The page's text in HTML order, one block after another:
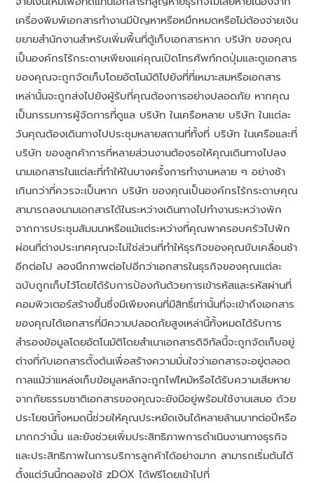
เครื่องพิมพ์เอกสารทำงานมีปัญหาหรือหมึกหมดหรือไม่ต้องจ่ายเงิน
ขยายสำนักงานสำหรับเพิ่มพื้นที่ตู้เก็บเอกสารหาก บริษัท ของคุณ
เป็นองค์กรไร้กระดาษเพียงแค่คุณเปิดโทรศัพท์กดปุ่มและดูเอกสาร
ของคุณจะถูกจัดเก็บโดยอัตโนมัติไปยังที่ที่เหมาะสมหรือเอกสาร
เหล่านั้นจะถูกส่งไปยังผู้รับที่คุณต้องการอย่างปลอดภัย หากคุณ
เป็นกรรมการผู้จัดการที่ดูแล บริษัท ในเครือหลาย บริษัท ในแต่ละ
วันคุณต้องเดินทางไปประชุมหลายสถานที่ทั้งที่ บริษัท ในเครือและที่
บริษัท ของลูกค้าการที่หลายส่วนงานต้องรอให้คุณเดินทางไปลง
นามเอกสารในแต่ละที่ทำให้ในบางครั้งการทำงานหลาย ๆ อย่างช้า
เกินกว่าที่ควรจะเป็นหาก บริษัท ของคุณเป็นองค์กรไร้กระดาษคุณ
สามารถลงนามเอกสารได้ในระหว่างเดินทางไปทำงานระหว่างพัก
จากการประชุมสัมมนาหรือแม้แต่ระหว่างที่คุณพาครอบครัวไปพัก
ผ่อนที่ต่างประเทศคุณจะไม่ใช่ส่วนที่ทำให้ธุรกิจของคุณขับเคลื่อนช้า
อีกต่อไป ลองนึกภาพต่อไปอีกว่าเอกสารในธุรกิจของคุณแต่ละ
ฉบับถูกเก็บไว้โดยได้รับการป้องกันด้วยการเข้ารหัสและรหัสผ่านที่
คอมพิวเตอร์สร้างขึ้นซึ่งมีเพียงคนที่มีสิทธิ์เท่านั้นที่จะเข้าถึงเอกสาร
ของคุณได้เอกสารที่มีความปลอดภัยสูงเหล่านี้ทั้งหมดได้รับการ
สำรองข้อมูลโดยอัตโนมัติโดยสำเนาเอกสารดิจิทัลนี้จะถูกจัดเก็บอยู่
ต่างที่กับเอกสารตั้งต้นเพื่อสร้างความมั่นใจว่าเอกสารจะอยู่ตลอด
กาลแม้ว่าแหล่งเก็บข้อมูลหลักจะถูกไฟไหม้หรือได้รับความเสียหาย
จากภัยธรรมชาติเอกสารของคุณจะยังมีอยู่พร้อมใช้งานเสมอ ด้วย
ประโยชน์ทั้งหมดนี้ช่วยให้คุณประหยัดเงินได้หลายล้านบาทต่อปีหรือ
มากกว่านั้น และยังช่วยเพิ่มประสิทธิภาพการดําเนินงานทางธุรกิจ
และประสิทธิภาพในการบริการลูกค้าได้อย่างมาก สามารถเริ่มต้นได้
ตั้งแต่วันนี้ทดลองใช้ zDOX ได้ฟรีโดยเข้าไปที่